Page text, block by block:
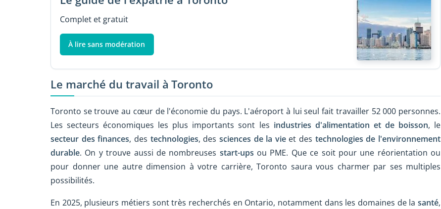
Complet et gratuit
À lire sans modération
Le marché du travail à Toronto
Toronto se trouve au cœur de l'économie du pays. L'aéroport à lui seul fait travailler 52 000 personnes.
Les secteurs économiques les plus importants sont les industries d'alimentation et de boisson, le
secteur des finances, des technologies, des sciences de la vieet des technologies de l'environnement
durable. On y trouve aussi de nombreuses start-ups ou PME. Que ce soit pour une réorientation ou
pour donner une autre dimension à votre carrière, Toronto saura vous charmer par ses multiples
possibilités.
En 2025, plusieurs métiers sont très recherchés en Ontario, notamment dans les domaines de la santé,